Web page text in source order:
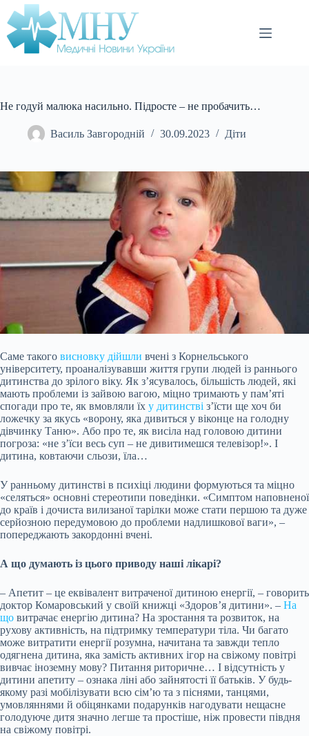
Перейти
до
вмісту
Не годуй малюка насильно. Підросте – не пробачить…
Василь Завгородній 30.09.2023 Діти
Саме такого висновку дійшли вчені з Корнельського
університету, проаналізувавши життя групи людей із раннього
дитинства до зрілого віку. Як з’ясувалось, більшість людей, які
мають проблеми із зайвою вагою, міцно тримають у пам’яті
спогади про те, як вмовляли їх у дитинстві з’їсти ще хоч би
ложечку за якусь «ворону, яка дивиться у віконце на голодну
дівчинку Таню». Або про те, як висіла над головою дитини
погроза: «не з’їси весь суп – не дивитимешся телевізор!». І
дитина, ковтаючи сльози, їла…
У ранньому дитинстві в психіці людини формуються та міцно
«селяться» основні стереотипи поведінки. «Симптом наповненої
до країв і дочиста вилизаної тарілки може стати першою та дуже
серйозною передумовою до проблеми надлишкової ваги», –
попереджають закордонні вчені.
А що думають із цього приводу наші лікарі?
– Апетит – це еквівалент витраченої дитиною енергії, – говорить
доктор Комаровський у своїй книжці «Здоров’я дитини». – На
що витрачає енергію дитина? На зростання та розвиток, на
рухову активність, на підтримку температури тіла. Чи багато
може витратити енергії розумна, начитана та завжди тепло
одягнена дитина, яка замість активних ігор на свіжому повітрі
вивчає іноземну мову? Питання риторичне… І відсутність у
дитини апетиту – ознака ліні або зайнятості її батьків. У будь-
якому разі мобілізувати всю сім’ю та з піснями, танцями,
умовляннями й обіцянками подарунків нагодувати нещасне
голодуюче дитя значно легше та простіше, ніж провести півдня
на свіжому повітрі.